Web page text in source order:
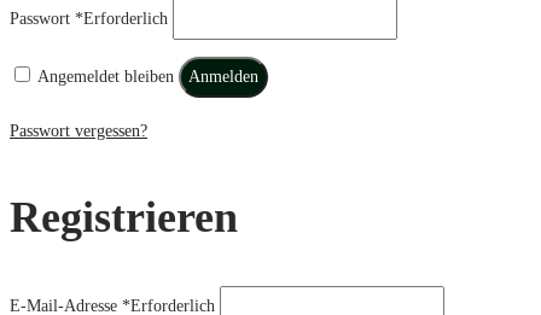
Passwort *Erforderlich
Angemeldet bleiben Anmelden
Passwort vergessen?
Registrieren
E-Mail-Adresse *Erforderlich